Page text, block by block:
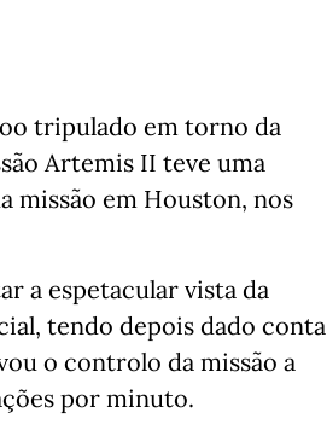
tripulado em torno da
Artemis II teve uma
missão em Houston, nos
a espetacular vista da
tendo depois dado conta
o controlo da missão a
por minuto.